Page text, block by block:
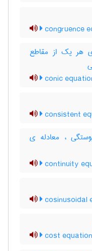
congruence
هر یک از مقاطع
conic
consistent
، معادله ی
continuity
cosinusoidal
cost equation